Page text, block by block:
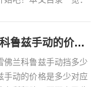
雪佛兰科鲁兹手动挡多少钱(雪佛兰科鲁兹手动的价格是多少)
佛兰科鲁兹手动挡多少
手动的价格是多少对应